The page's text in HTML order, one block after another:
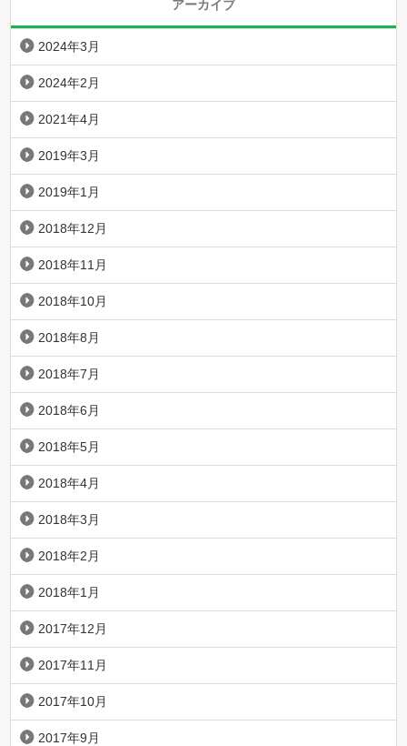
アーカイブ
2024年3月
2024年2月
2021年4月
2019年3月
2019年1月
2018年12月
2018年11月
2018年10月
2018年8月
2018年7月
2018年6月
2018年5月
2018年4月
2018年3月
2018年2月
2018年1月
2017年12月
2017年11月
2017年10月
2017年9月